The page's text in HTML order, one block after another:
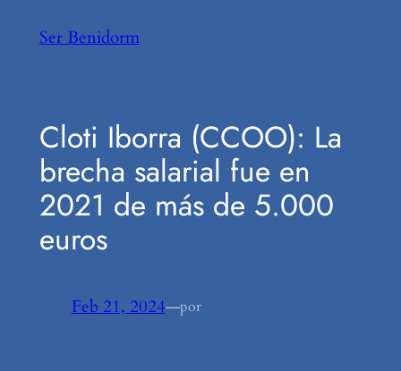
Ser Benidorm
Cloti Iborra (CCOO): La
brecha salarial fue en
2021 de más de 5.000
euros
Feb 21, 2024—por